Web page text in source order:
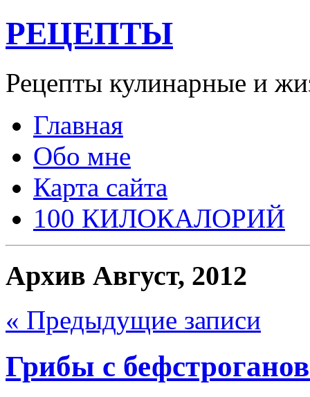
РЕЦЕПТЫ
Рецепты кулинарные и
Главная
Обо мне
Карта сайта
100 КИЛОКАЛОРИЙ
Архив Август, 2012
« Предыдущие записи
Грибы с